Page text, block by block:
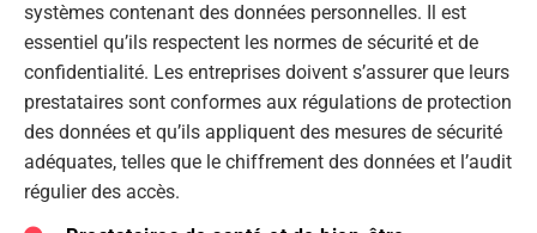
systèmes contenant des données personnelles. Il est
essentiel qu’ils respectent les normes de sécurité et de
confidentialité. Les entreprises doivent s’assurer que leurs
prestataires sont conformes aux régulations de protection
des données et qu’ils appliquent des mesures de sécurité
adéquates, telles que le chiffrement des données et l’audit
régulier des accès.